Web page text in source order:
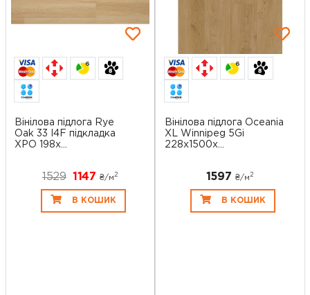
6
Вінілова підлога Rye
Oak 33 I4F підкладка
XPO 198x...
1529 1147 ₴/м 2
В КОШИК
6
Вінілова підлога Oceania
XL Winnipeg 5Gi
228x1500х...
1597 ₴/м 2
В КОШИК